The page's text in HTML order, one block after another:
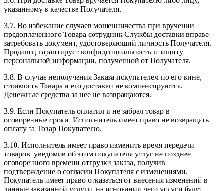
указанному в качестве Получателя.
3.7. Во избежание случаев мошенничества при вручении
предоплаченного Товара сотрудник Службы доставки вправе
затребовать документ, удостоверяющий личность Получателя.
Продавец гарантирует конфиденциальность и защиту
персональной информации, полученной от Получателя.
3.8. В случае неполучения Заказа покупателем по его вине,
стоимость Товара и его доставки не компенсируются.
Денежные средства за нее не возвращаются.
3.9. Если Покупатель оплатил и не забрал товар в
оговоренные сроки, Исполнитель имеет право не возвращать
оплату за Товар Покупателю.
3.10. Исполнитель имеет право изменить время передачи
товаров, уведомив об этом покупателя услуг не позднее
оговоренного времени отгрузки заказа, получив
подтверждение о согласии Покупателя с изменениями.
Покупатель имеет право отказаться от внесения изменений в
данные заказанной услуги, на основании чего услуги будут